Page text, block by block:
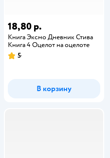
18,80 р.
Книга Эксмо Дневник Стива
Книга 4 Оцелот на оцелоте
5
В корзину